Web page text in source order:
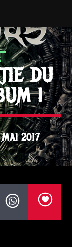
DU
!
2017